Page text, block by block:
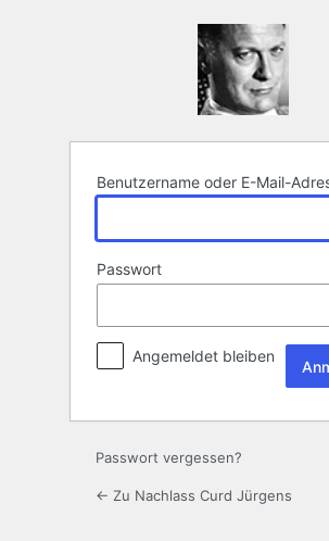
Benutzername oder E-Mail-
Passwort
Angemeldet bleiben
Passwort vergessen?
← Zu Nachlass Curd Jürgens